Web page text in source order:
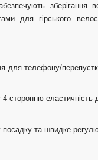
зберігання
для гірського
для телефону/
4-сторонню
посадку та швидке